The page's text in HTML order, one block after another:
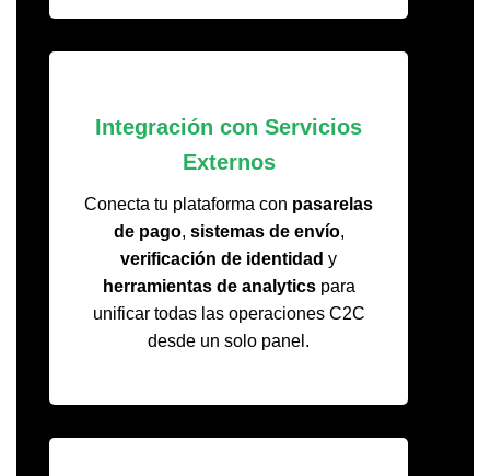
Integración con Servicios
Externos
Conecta tu plataforma con pasarelas
de pago, sistemas de envío,
verificación de identidad y
herramientas de analyticspara
unificar todas las operaciones C2C
desde un solo panel.